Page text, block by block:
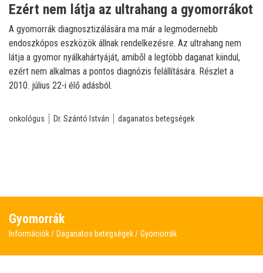
Ezért nem látja az ultrahang a gyomorrákot
A gyomorrák diagnosztizálására ma már a legmodernebb
endoszkópos eszközök állnak rendelkezésre. Az ultrahang nem
látja a gyomor nyálkahártyáját, amiből a legtöbb daganat kiindul,
ezért nem alkalmas a pontos diagnózis felállítására. Részlet a
2010. július 22-i élő adásból.
onkológus Dr. Szántó István daganatos betegségek
Gyomorrák
Információk Daganatos betegségek Gyomorrák